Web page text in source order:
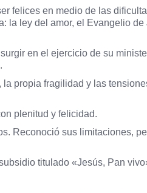
felices en medio de las
la ley del amor, el Evangelio de
en el ejercicio de su
propia fragilidad y las
plenitud y felicidad.
Reconoció sus limitaciones,
titulado «Jesús, Pan